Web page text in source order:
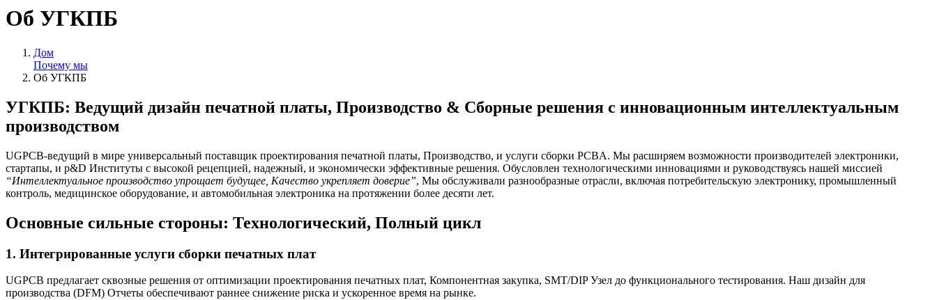
Об УГКПБ
Дом
Почему мы
Об УГКПБ
УГКПБ: Ведущий дизайн печатной платы, Производство & Сборные решения с инновационным интеллектуальным
производством
UGPCB-ведущий в мире универсальный поставщик проектирования печатной платы, Производство, и услуги сборки PCBA. Мы расширяем возможности производителей электроники,
стартапы, и р&D Институты с высокой рецепцией, надежный, и экономически эффективные решения. Обусловлен технологическими инновациями и руководствуясь нашей миссией
“Интеллектуальное производство упрощает будущее, Качество укрепляет доверие”, Мы обслуживали разнообразные отрасли, включая потребительскую электронику, промышленный
контроль, медицинское оборудование, и автомобильная электроника на протяжении более десяти лет.
Основные сильные стороны: Технологический, Полный цикл
1. Интегрированные услуги сборки печатных плат
UGPCB предлагает сквозные решения от оптимизации проектирования печатных плат, Компонентная закупка, SMT/DIP Узел до функционального тестирования. Наш дизайн для
производства (DFM) Отчеты обеспечивают раннее снижение риска и ускоренное время на рынке.